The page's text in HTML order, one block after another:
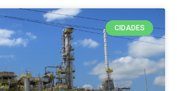
CIDADES